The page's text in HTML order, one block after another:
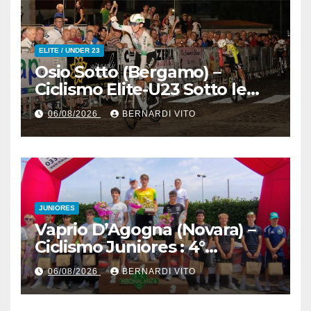
ELITE / UNDER 23
Osio Sotto (Bergamo) –
Ciclismo Elite-U23 Sotto le
Stelle : Kevin Bertoncelli (SC
Padovani-Polo Cherry Bank)
su Andrea Biancalani
(Beltrami TSA Tre Colli)
06/08/2026 BERNARDI VITO
JUNIORES
Vaprio D’Agogna (Novara) –
Ciclismo Juniores : 4°
Memorial Pippo Fallarini al
valsusano Graziano Paolo
Marangon (Team Guerrini –
06/08/2026 BERNARDI VITO